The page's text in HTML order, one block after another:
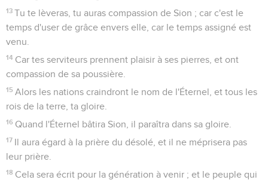
13 Tu te lèveras, tu auras compassion de Sion ; car c'est le
temps d'user de grâce envers elle, car le temps assigné est
venu.
14 Car tes serviteurs prennent plaisir à ses pierres, et ont
compassion de sa poussière.
15 Alors les nations craindront le nom de l'Éternel, et tous les
rois de la terre, ta gloire.
16 Quand l'Éternel bâtira Sion, il paraîtra dans sa gloire.
17 Il aura égard à la prière du désolé, et il ne méprisera pas
leur prière.
18 Cela sera écrit pour la génération à venir ; et le peuple qui